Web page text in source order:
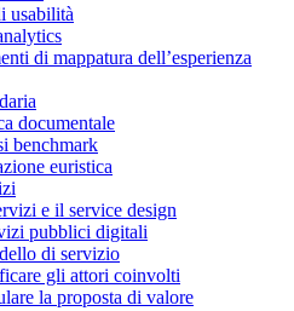
usabilità
di mappatura dell’esperienza
documentale
benchmark
euristica
e il service design
pubblici digitali
di servizio
gli attori coinvolti
la proposta di valore